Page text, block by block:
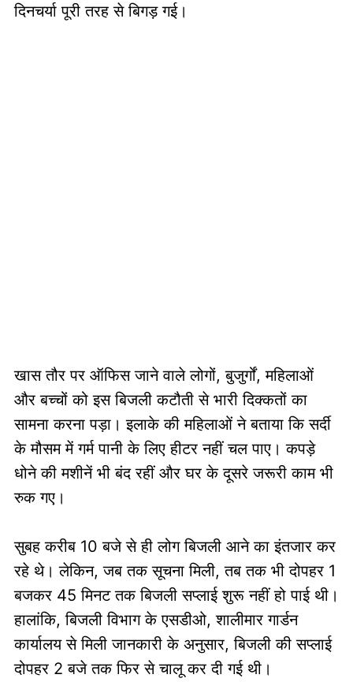
दिनचर्या पूरी तरह से बिगड़ गई।
खास तौर पर ऑफिस जाने वाले लोगों, बुजुर्गों, महिलाओं
और बच्चों को इस बिजली कटौती से भारी दिक्कतों का
सामना करना पड़ा। इलाके की महिलाओं ने बताया कि सर्दी
के मौसम में गर्म पानी के लिए हीटर नहीं चल पाए। कपड़े
धोने की मशीनें भी बंद रहीं और घर के दूसरे जरूरी काम भी
रुक गए।
सुबह करीब 10 बजे से ही लोग बिजली आने का इंतजार कर
रहे थे। लेकिन, जब तक सूचना मिली, तब तक भी दोपहर 1
बजकर 45 मिनट तक बिजली सप्लाई शुरू नहीं हो पाई थी।
हालांकि, बिजली विभाग के एसडीओ, शालीमार गार्डन
कार्यालय से मिली जानकारी के अनुसार, बिजली की सप्लाई
दोपहर 2 बजे तक फिर से चालू कर दी गई थी।